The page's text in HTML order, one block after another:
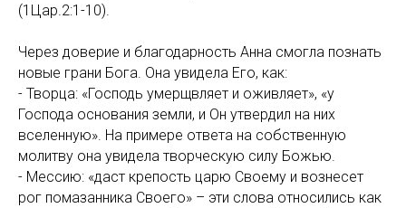
(1Цар.2:1-10).
Через доверие и благодарность Анна смогла познать
новые грани Бога. Она увидела Его, как:
- Творца: «Господь умерщвляет и оживляет», «у
Господа основания земли, и Он утвердил на них
вселенную». На примере ответа на собственную
молитву она увидела творческую силу Божью.
- Мессию: «даст крепость царю Своему и вознесет
рог помазанника Своего» – эти слова относились как